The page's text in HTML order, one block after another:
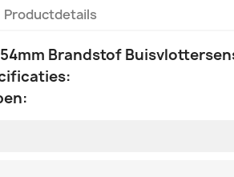
Productdetails
Brandstof